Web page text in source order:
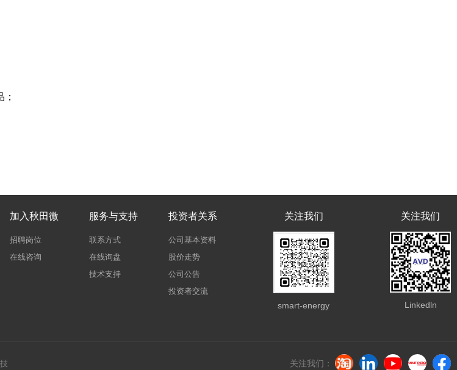
加入秋田微
招聘岗位
在线咨询
服务与支持
联系方式
在线询盘
技术支持
投资者关系
公司基本资料
股价走势
公司公告
投资者交流
关注我们
smart-energy
关注我们
Linkedln
关注我们：